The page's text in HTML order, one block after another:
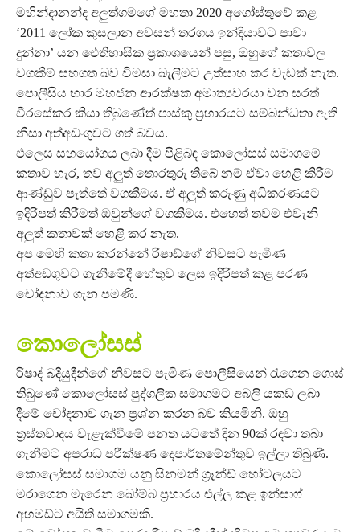
මහින්දානන්ද අලුත්ගමගේ මහතා 2020 අගෝස්තුවේ කළ
‘2011 ලෝක කුසලාන අවසන් තරගය ඉන්දියාවට පාවා
දුන්නා’ යන ඓතිහාසික ප්‍රකාශයෙන් පසු, ඔහුගේ කතාවල
වගකීම් සහගත බව විමසා බැලීමට උත්සාහ කර වැඩක් නැත.
පොලීසිය භාර මහජන ආරක්ෂක අමාත්‍යවරයා වන සරත්
වීරසේකර කියා තිබුණේත් පාස්කු ප්‍රහාරයට සම්බන්ධතා ඇති
නිසා අත්අඩංගුවට ගත් බවය.
එලෙස සහයෝගය ලබා දීම පිළිබඳ කොලෝසස් සමාගමේ
කතාව හැර, තව අලුත් තොරතුරු තිබේ නම් ඒවා හෙළි කිරීම
ආණ්ඩුව පැත්තේ වගකීමය. ඒ අලුත් කරුණු අධිකරණයට
ඉදිරිපත් කිරීමත් ඔවුන්ගේ වගකීමය. එහෙත් තවම එවැනි
අලුත් කතාවක් හෙළි කර නැත.
අප මෙහි කතා කරන්නේ රිෂාඩ්ගේ නිවසට පැමිණ
අත්අඩගුවට ගැනීමේදී හේතුව ලෙස ඉදිරිපත් කළ පරණ
චෝදනාව ගැන පමණි.
කොලෝසස්
රිෂාද් බදියුදීන්ගේ නිවසට පැමිණ පොලීසියෙන් රැගෙන ගොස්
තිබුණේ කොලෝසස් පුද්ගලික සමාගමට අබලි යකඩ ලබා
දීමේ චෝදනාව ගැන ප්‍රශ්න කරන බව කියමිනි. ඔහු
ත්‍රස්තවාදය වැළැක්වීමේ පනත යටතේ දින 90ක් රඳවා තබා
ගැනීමට අපරාධ පරීක්ෂණ දෙපාර්තමේන්තුව ඉල්ලා තිබුණි.
කොලෝසස් සමාගම යනු සිනමන් ග්‍රෑන්ඩ් හෝටලයට
මරාගෙන මැරෙන බෝම්බ ප්‍රහාරය එල්ල කළ ඉන්සාෆ්
අහමඩ්ට අයිති සමාගමකි.